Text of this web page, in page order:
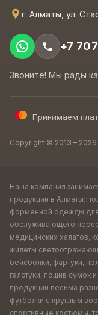
г. Алматы, ул.
+7
Звоните! Мы рады
Принимаем
Copyright © 2013 –
Наша компания
продукции в Алматы:
форменной одежды для
обслуживающего
медицинских халатов,
жилеты
бейсболки, фартуки,
галстуки, пошив сумок
продукции весьма
футболки с круглым
спортивные костюмы,